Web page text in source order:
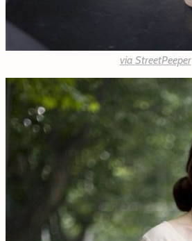
via StreetPeeper